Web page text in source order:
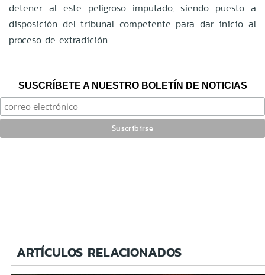
detener al este peligroso imputado, siendo puesto a
disposición del tribunal competente para dar inicio al
proceso de extradición.
SUSCRÍBETE A NUESTRO BOLETÍN DE NOTICIAS
ARTÍCULOS RELACIONADOS